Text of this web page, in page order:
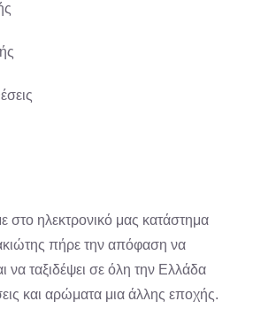
στο ηλεκτρονικό μας κατάστημα
πήρε την απόφαση να
να ταξιδέψει σε όλη την Ελλάδα
και αρώματα μια άλλης εποχής.